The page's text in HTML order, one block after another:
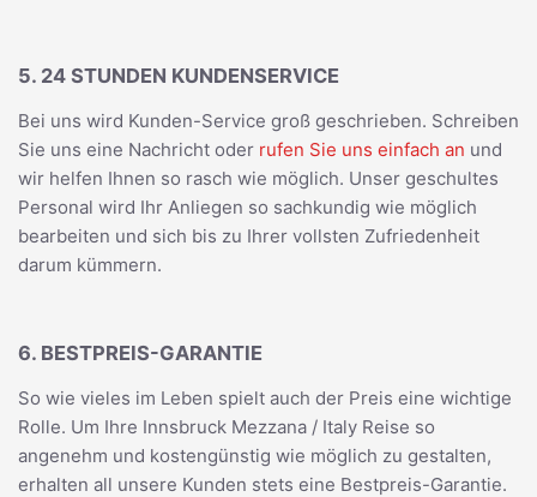
5. 24 STUNDEN KUNDENSERVICE
Bei uns wird Kunden-Service groß geschrieben. Schreiben
Sie uns eine Nachricht oder rufen Sie uns einfach an und
wir helfen Ihnen so rasch wie möglich. Unser geschultes
Personal wird Ihr Anliegen so sachkundig wie möglich
bearbeiten und sich bis zu Ihrer vollsten Zufriedenheit
darum kümmern.
6. BESTPREIS-GARANTIE
So wie vieles im Leben spielt auch der Preis eine wichtige
Rolle. Um Ihre Innsbruck Mezzana / Italy Reise so
angenehm und kostengünstig wie möglich zu gestalten,
erhalten all unsere Kunden stets eine Bestpreis-Garantie.